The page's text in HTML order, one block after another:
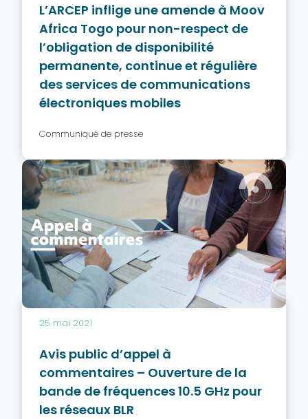
L’ARCEP inflige une amende à Moov
Africa Togo pour non-respect de
l’obligation de disponibilité
permanente, continue et régulière
des services de communications
électroniques mobiles
Communiqué de presse
25 mai 2021
Avis public d’appel à
commentaires – Ouverture de la
bande de fréquences 10.5 GHz pour
les réseaux BLR